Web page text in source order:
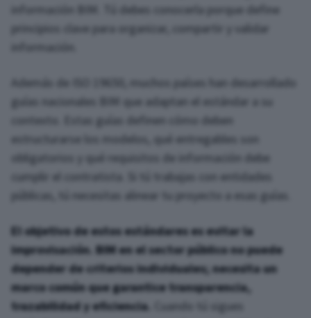
información BIM. Tú debes conocerla porque define
principios clave para organizar, compartir y validar
información.
Además de ISO 19650, muchos países han desarrollado
guías nacionales BIM que adaptan el estándar a su
contexto. Estas guías definen cómo deben
estructurarse los modelos, qué entregables son
obligatorios y qué requisitos de información debe
cumplir el contratista. Si tú trabajas con entidades
públicas, tú necesitas alinear tu proyecto a esas guías.
El objetivo de estos estándares es evitar la
improvisación. BIM en el sector público no puede
depender de criterios individuales; necesita un
marco común que garantice transparencia,
trazabilidad y eficiencia.
Cuando tú sigues